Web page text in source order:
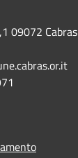
09072